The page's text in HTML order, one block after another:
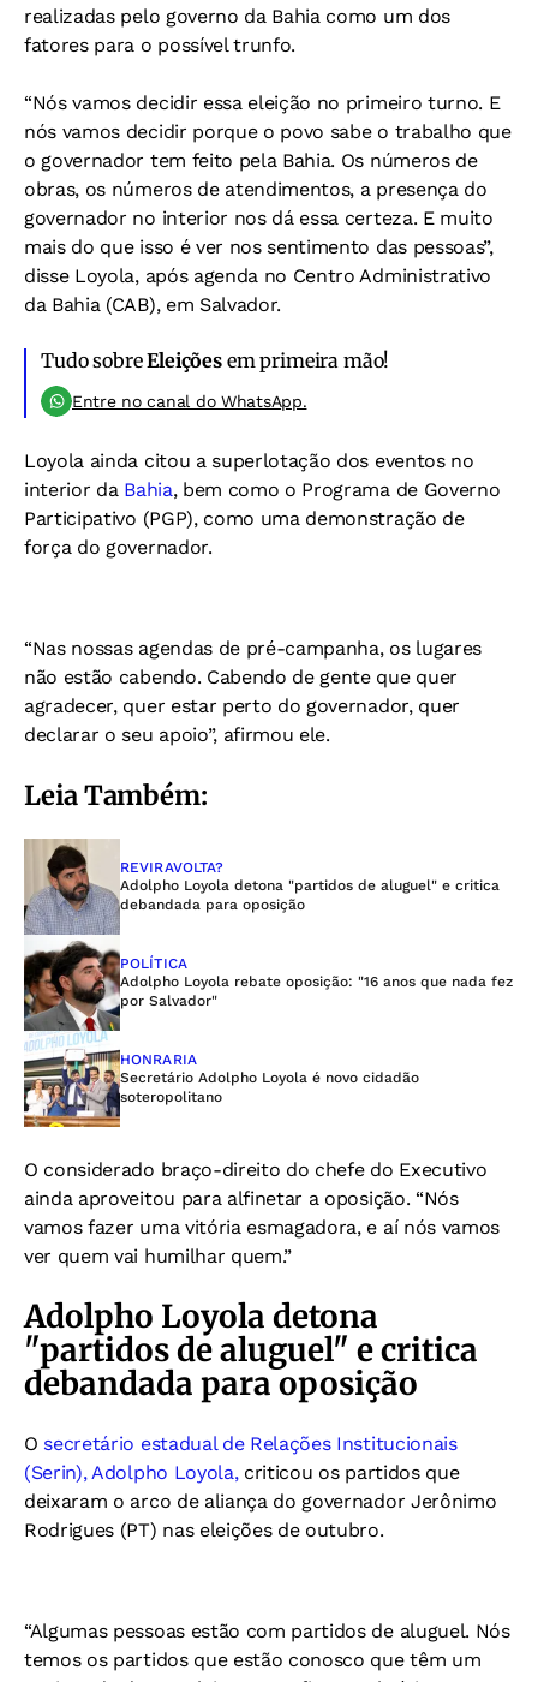
realizadas pelo governo da Bahia como um dos
fatores para o possível trunfo.
“Nós vamos decidir essa eleição no primeiro turno. E
nós vamos decidir porque o povo sabe o trabalho que
o governador tem feito pela Bahia. Os números de
obras, os números de atendimentos, a presença do
governador no interior nos dá essa certeza. E muito
mais do que isso é ver nos sentimento das pessoas”,
disse Loyola, após agenda no Centro Administrativo
da Bahia (CAB), em Salvador.
Tudo sobreEleiçõesem primeira mão!
Entre no canal do WhatsApp.
Loyola ainda citou a superlotação dos eventos no
interior da Bahia, bem como o Programa de Governo
Participativo (PGP), como uma demonstração de
força do governador.
“Nas nossas agendas de pré-campanha, os lugares
não estão cabendo. Cabendo de gente que quer
agradecer, quer estar perto do governador, quer
declarar o seu apoio”, afirmou ele.
Leia Também:
REVIRAVOLTA?
Adolpho Loyola detona "partidos de aluguel" e critica
debandada para oposição
POLÍTICA
Adolpho Loyola rebate oposição: "16 anos que nada fez
por Salvador"
HONRARIA
Secretário Adolpho Loyola é novo cidadão
soteropolitano
O considerado braço-direito do chefe do Executivo
ainda aproveitou para alfinetar a oposição. “Nós
vamos fazer uma vitória esmagadora, e aí nós vamos
ver quem vai humilhar quem.”
Adolpho Loyola detona
"partidos de aluguel" e critica
debandada para oposição
O secretário estadual de Relações Institucionais
(Serin), Adolpho Loyola,criticou os partidos que
deixaram o arco de aliança do governador Jerônimo
Rodrigues (PT) nas eleições de outubro.
“Algumas pessoas estão com partidos de aluguel. Nós
temos os partidos que estão conosco que têm um